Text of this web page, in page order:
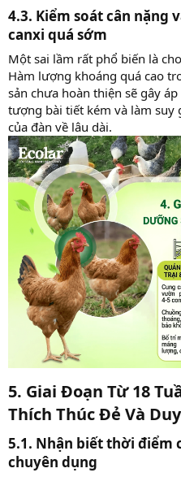
4.3. Kiểm soát cân nặng
canxi quá sớm​
Một sai lầm rất phổ biến là
Hàm lượng khoáng quá cao
sản chưa hoàn thiện sẽ gây
tượng bài tiết kém và làm
của đàn về lâu dài.
5. Giai Đoạn Từ 18
Thích Thúc Đẻ Và
5.1. Nhận biết thời điểm
chuyên dụng​